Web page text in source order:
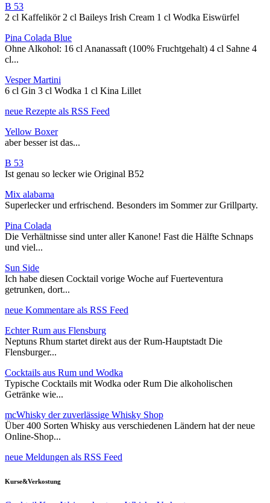
B 53
2 cl Kaffelikör 2 cl Baileys Irish Cream 1 cl Wodka Eiswürfel
Pina Colada Blue
Ohne Alkohol: 16 cl Ananassaft (100% Fruchtgehalt) 4 cl Sahne 4
cl...
Vesper Martini
6 cl Gin 3 cl Wodka 1 cl Kina Lillet
neue Rezepte als RSS Feed
Yellow Boxer
aber besser ist das...
B 53
Ist genau so lecker wie Original B52
Mix alabama
Superlecker und erfrischend. Besonders im Sommer zur Grillparty.
Pina Colada
Die Verhältnisse sind unter aller Kanone! Fast die Hälfte Schnaps
und viel...
Sun Side
Ich habe diesen Cocktail vorige Woche auf Fuerteventura
getrunken, dort...
neue Kommentare als RSS Feed
Echter Rum aus Flensburg
Neptuns Rhum startet direkt aus der Rum-Hauptstadt Die
Flensburger...
Cocktails aus Rum und Wodka
Typische Cocktails mit Wodka oder Rum Die alkoholischen
Getränke wie...
mcWhisky der zuverlässige Whisky Shop
Über 400 Sorten Whisky aus verschiedenen Ländern hat der neue
Online-Shop...
neue Meldungen als RSS Feed
Kurse&Verkostung